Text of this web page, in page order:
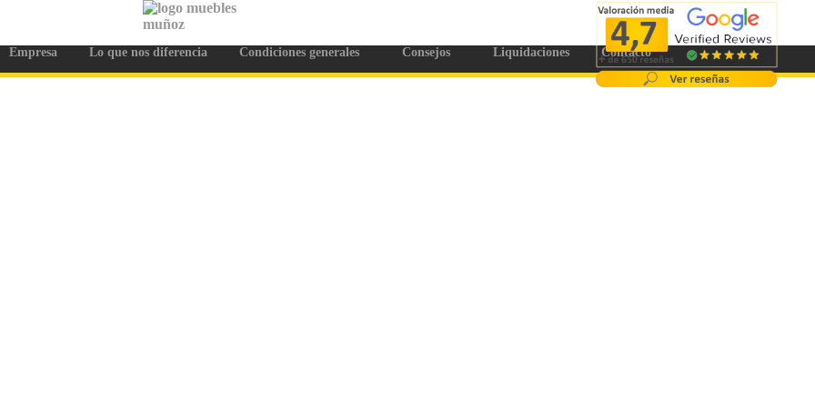
Empresa Lo que nos diferencia Condiciones generales Consejos Liquidaciones Contacto